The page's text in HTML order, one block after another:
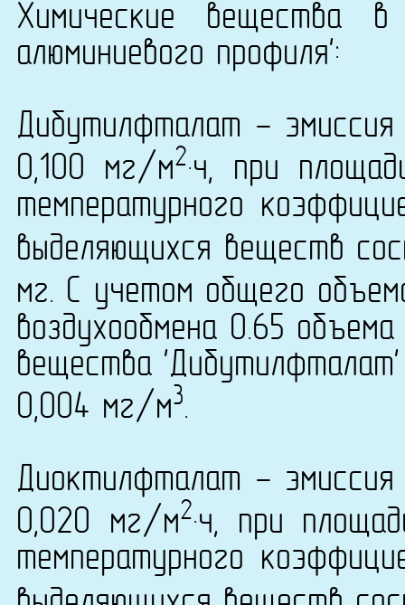
Химические вещества
алюминиевого профиля':
Дибутилфталат - эмиссия
0,100 мг/м2·ч, при
температурного
выделяющихся веществ
мг. С учетом общего
воздухообмена 0.65
вещества
0,004 мг/м3.
Диоктилфталат - эмиссия
0,020 мг/м2·ч, при
температурного